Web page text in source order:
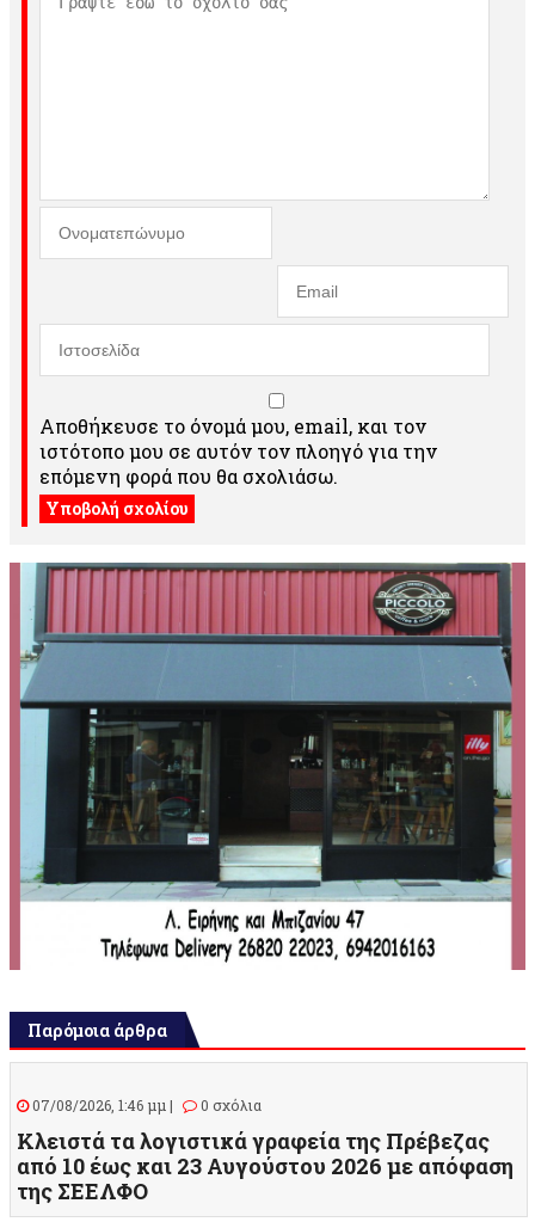
Αποθήκευσε το όνομά μου, email, και τον
ιστότοπο μου σε αυτόν τον πλοηγό για την
επόμενη φορά που θα σχολιάσω.
Παρόμοια άρθρα
07/08/2026, 1:46 μμ | 0 σχόλια
Κλειστά τα λογιστικά γραφεία της Πρέβεζας
από 10 έως και 23 Αυγούστου 2026 με απόφαση
της ΣΕΕΛΦΟ